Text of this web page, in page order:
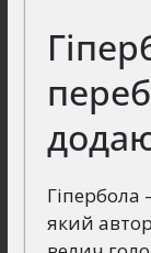
Гіпербола
який